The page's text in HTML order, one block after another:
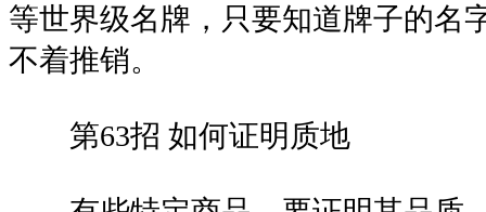
等世界级名牌，只要知道牌子的名
不着推销。
第63招 如何证明质地